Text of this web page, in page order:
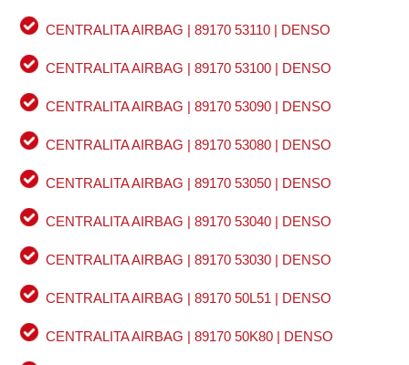
CENTRALITA AIRBAG | 89170 53110 | DENSO
CENTRALITA AIRBAG | 89170 53100 | DENSO
CENTRALITA AIRBAG | 89170 53090 | DENSO
CENTRALITA AIRBAG | 89170 53080 | DENSO
CENTRALITA AIRBAG | 89170 53050 | DENSO
CENTRALITA AIRBAG | 89170 53040 | DENSO
CENTRALITA AIRBAG | 89170 53030 | DENSO
CENTRALITA AIRBAG | 89170 50L51 | DENSO
CENTRALITA AIRBAG | 89170 50K80 | DENSO